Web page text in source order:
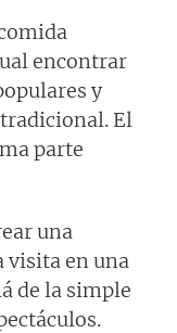
encontrar
y
El
parte
una
visita en una
de la simple